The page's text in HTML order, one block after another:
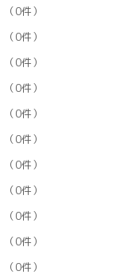
（0件）
（0件）
（0件）
（0件）
（0件）
（0件）
（0件）
（0件）
（0件）
（0件）
（0件）